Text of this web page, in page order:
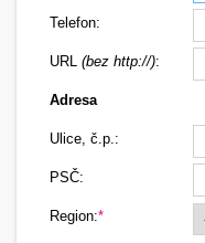
Telefon:
URL (bez http://):
Adresa
Ulice, č.p.:
PSČ:
Region:*